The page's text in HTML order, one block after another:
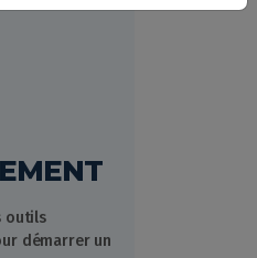
outils
démarrer un